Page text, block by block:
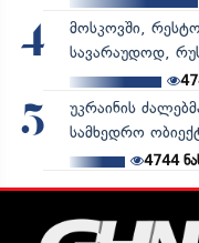
4
მოსკოვში,
სავარაუდოდ,
5
უკრაინის
სამხედრო
4744